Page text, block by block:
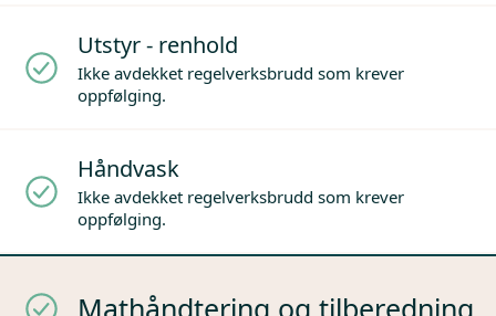
Utstyr - renhold
Ikke avdekket regelverksbrudd som krever
oppfølging.
Håndvask
Ikke avdekket regelverksbrudd som krever
oppfølging.